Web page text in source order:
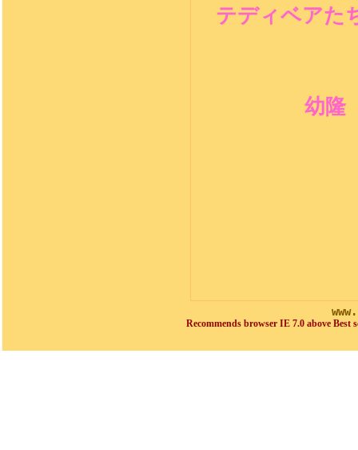
テディベアた
幼隆
Recommends browser IE 7.0 above Best